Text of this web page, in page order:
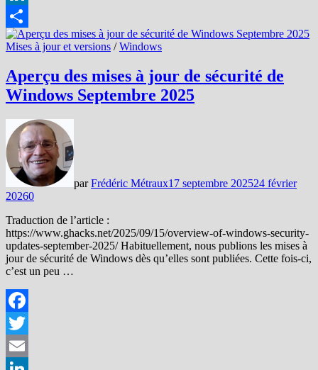
LinkedIn
Partager
Mises à jour et versions /Windows
Aperçu des mises à jour de sécurité de
Windows Septembre 2025
parFrédéric Métraux17 septembre 202524 février
20260
Traduction de l’article :
https://www.ghacks.net/2025/09/15/overview-of-windows-security-
updates-september-2025/ Habituellement, nous publions les mises à
jour de sécurité de Windows dès qu’elles sont publiées. Cette fois-ci,
c’est un peu …
Facebook
Twitter